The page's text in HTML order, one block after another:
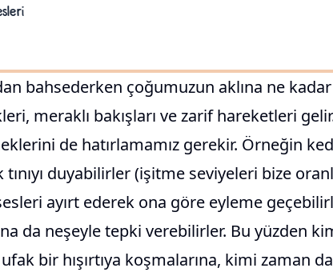
bahsederken çoğumuzun aklına ne
meraklı bakışları ve zarif hareketleri
de hatırlamamız gerekir. Örneğin
duyabilirler (işitme seviyeleri bize
ayırt ederek ona göre eyleme
da neşeyle tepki verebilirler. Bu yüzden
bir hışırtıya koşmalarına, kimi zaman